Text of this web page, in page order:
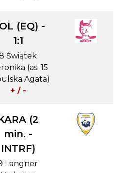
(EQ) -
1:1
Świątek
(as: 15
Agata)
+ / -
(2
min. -
INTRF)
Langner